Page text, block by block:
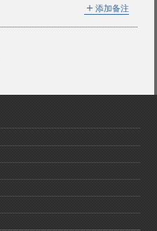
＋ 添加备注